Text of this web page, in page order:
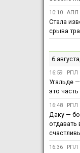
10:10 АПЛ
Стала
срыва
6
16:59 РПЛ
Угальде
это
16:48 РПЛ
Даку —
отдавать
16:36 РПЛ